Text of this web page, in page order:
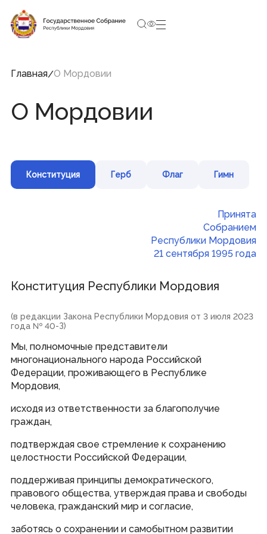
4:28:25
6 августа 2026, Четверг
Структура Государственного Собрания
Заместители Председателя
Совет
Комитеты и комиссии
Фракции
СМИ о нас
Контакты пресс-службы
Выступления Председателя Госсударственного
Законодательная деятельность
Законопроекты и проекты постановлений
Итоги деятельности Государственного Собрания
Повестки сессий
План законопроектной работы
Результаты голосований
Стенограммы заседаний
Порядок обжалования законов
Представительная деятельность
Межпарламентское сотрудничество
Дни депутата
Главная О Мордовии
О Мордовии
Конституция Герб Флаг Гимн
Принята
Собранием
Республики Мордовия
21 сентября 1995 года
Конституция Республики Мордовия
(в редакции Закона Республики Мордовия от 3 июля 2023
года № 40-З)
Мы, полномочные представители
многонационального народа Российской
Федерации, проживающего в Республике
Мордовия,
исходя из ответственности за благополучие
граждан,
подтверждая свое стремление к сохранению
целостности Российской Федерации,
поддерживая принципы демократического,
правового общества, утверждая права и свободы
человека, гражданский мир и согласие,
заботясь о сохранении и самобытном развитии